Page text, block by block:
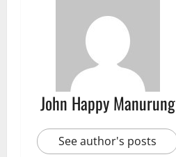
John Happy Manurung
See author's posts